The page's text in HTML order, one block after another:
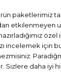
paketlerimiz
etkilenmeyen
özel
incelemek için
Sizlere daha iyi